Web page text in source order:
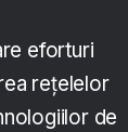
eforturi
rețelelor
de